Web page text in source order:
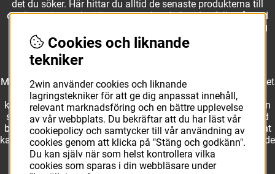
det du söker. Här hittar du alltid de senaste produkterna till
otroliga priser, och vi är noga med att hela tiden fylla på med
nyheter i webbshopen. Det gör oss till ett naturligt val för dig
som vill ha utrustning som överträffar alla andra märken.
Med ett av Sveriges största kläd- och skosortiment inom basket
kan vi erbjuda allt som du eller din klubb behöver. Välj ut
kvalitativa basketbollar och basketskor från välkända märken
som Molten, Nike, Adidas och Spalding och komplettera med
basketkläder från Jordan. I vårt breda och prisvärda sortiment
kan vi erbjuda matchkläder som ger maximal rörelsefrihet, både
på och utanför planen. Oavsett vad du behöver för
basketutrustning kan du vara säker på att hitta den här.
Cookies och liknande
tekniker
2win använder cookies och liknande
lagringstekniker för att ge dig anpassat innehåll,
relevant marknadsföring och en bättre upplevelse
av vår webbplats. Du bekräftar att du har läst vår
cookiepolicy och samtycker till vår användning av
cookies genom att klicka på "Stäng och godkänn".
Du kan själv när som helst kontrollera vilka
cookies som sparas i din webbläsare under